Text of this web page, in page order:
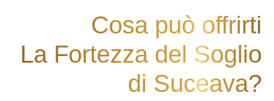
Cosa può offrirti
La Fortezza del Soglio
di Suceava?